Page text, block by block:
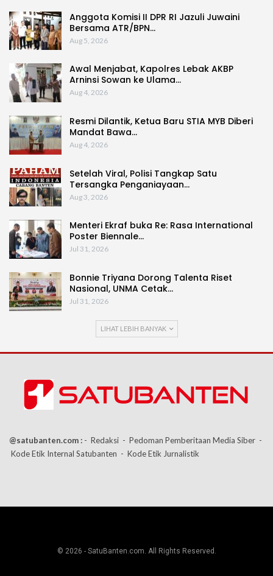
Anggota Komisi II DPR RI Jazuli Juwaini
Bersama ATR/BPN…
Aug 5, 2026
Awal Menjabat, Kapolres Lebak AKBP
Arninsi Sowan ke Ulama…
Aug 4, 2026
Resmi Dilantik, Ketua Baru STIA MYB Diberi
Mandat Bawa…
Aug 4, 2026
Setelah Viral, Polisi Tangkap Satu
Tersangka Penganiayaan…
Aug 3, 2026
Menteri Ekraf buka Re: Rasa International
Poster Biennale…
Jul 31, 2026
Bonnie Triyana Dorong Talenta Riset
Nasional, UNMA Cetak…
Jul 31, 2026
LIHAT LEBIH BANYAK
@satubanten.com : - Redaksi - Pedoman Pemberitaan Media Siber -
Kode Etik Internal Satubanten - Kode Etik Jurnalistik
© 2026 - SatuBanten.com. All Rights Reserved.